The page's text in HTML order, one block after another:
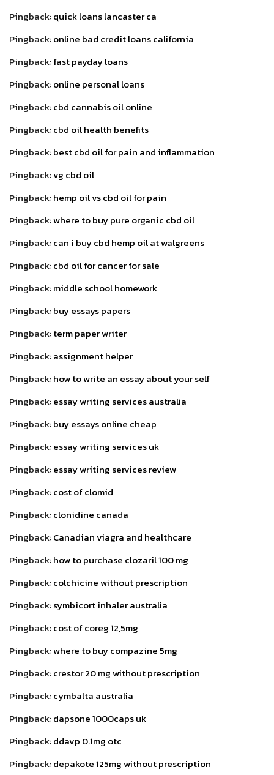
Pingback:quick loans lancaster ca
Pingback:online bad credit loans california
Pingback:fast payday loans
Pingback:online personal loans
Pingback:cbd cannabis oil online
Pingback:cbd oil health benefits
Pingback:best cbd oil for pain and inflammation
Pingback:vg cbd oil
Pingback:hemp oil vs cbd oil for pain
Pingback:where to buy pure organic cbd oil
Pingback:can i buy cbd hemp oil at walgreens
Pingback:cbd oil for cancer for sale
Pingback:middle school homework
Pingback:buy essays papers
Pingback:term paper writer
Pingback:assignment helper
Pingback:how to write an essay about your self
Pingback:essay writing services australia
Pingback:buy essays online cheap
Pingback:essay writing services uk
Pingback:essay writing services review
Pingback:cost of clomid
Pingback:clonidine canada
Pingback:Canadian viagra and healthcare
Pingback:how to purchase clozaril 100 mg
Pingback:colchicine without prescription
Pingback:symbicort inhaler australia
Pingback:cost of coreg 12,5mg
Pingback:where to buy compazine 5mg
Pingback:crestor 20 mg without prescription
Pingback:cymbalta australia
Pingback:dapsone 1000caps uk
Pingback:ddavp 0.1mg otc
Pingback:depakote 125mg without prescription